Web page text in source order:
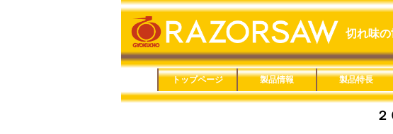
切れ味
トップページ 製品情報
品番で検索
鋸（のこぎり） 用途分類一
適用材料一
替刃互換一
刃長サイズ
みきかじや
レシプロソ
鋏（はさみ） 楽なんです
ロープカッ
メンテナンス用品 ヤニピカ
家庭用品 Ｈｏｍｅｏ
防災用品 救助セット
製品特長
鋸の特長
楽なんです剪定鋏
Ｈｏｍｅｏｎｅ
ヤニピカ